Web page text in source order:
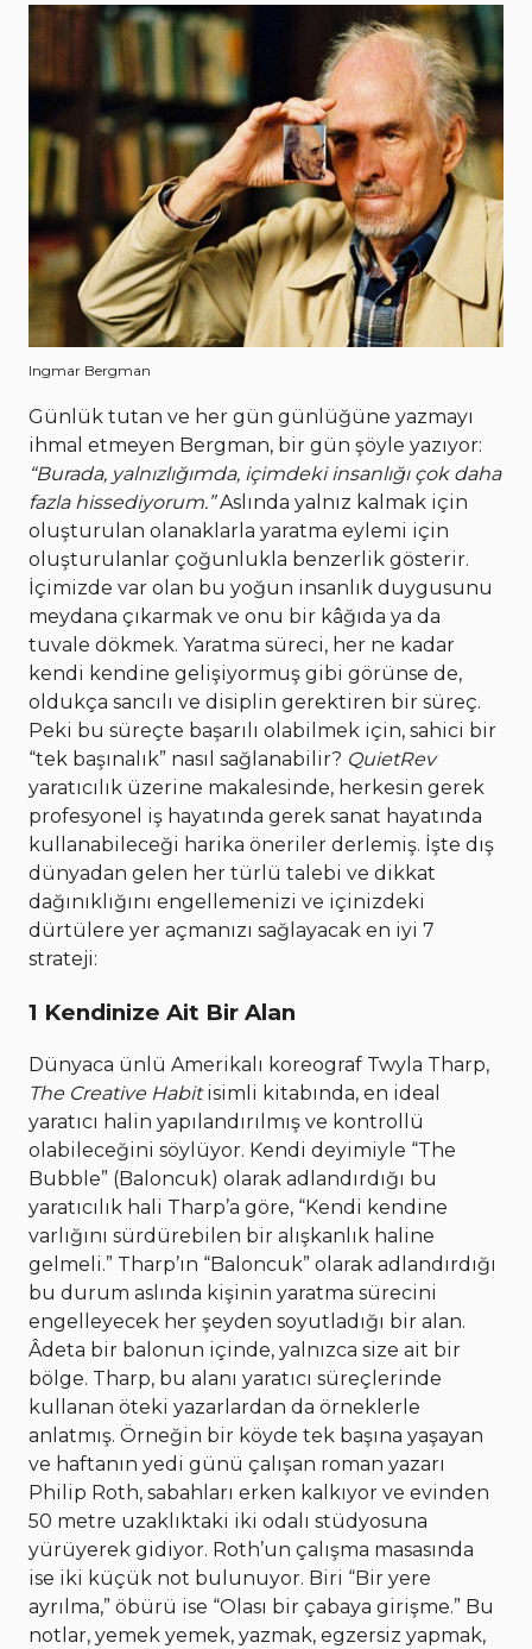
Ingmar Bergman
Günlük tutan ve her gün günlüğüne yazmayı
ihmal etmeyen Bergman, bir gün şöyle yazıyor:
“Burada, yalnızlığımda, içimdeki insanlığı çok daha
fazla hissediyorum.”Aslında yalnız kalmak için
oluşturulan olanaklarla yaratma eylemi için
oluşturulanlar çoğunlukla benzerlik gösterir.
İçimizde var olan bu yoğun insanlık duygusunu
meydana çıkarmak ve onu bir kâğıda ya da
tuvale dökmek. Yaratma süreci, her ne kadar
kendi kendine gelişiyormuş gibi görünse de,
oldukça sancılı ve disiplin gerektiren bir süreç.
Peki bu süreçte başarılı olabilmek için, sahici bir
“tek başınalık” nasıl sağlanabilir? QuietRev
yaratıcılık üzerine makalesinde, herkesin gerek
profesyonel iş hayatında gerek sanat hayatında
kullanabileceği harika öneriler derlemiş. İşte dış
dünyadan gelen her türlü talebi ve dikkat
dağınıklığını engellemenizi ve içinizdeki
dürtülere yer açmanızı sağlayacak en iyi 7
strateji:
1 Kendinize Ait Bir Alan
Dünyaca ünlü Amerikalı koreograf Twyla Tharp,
The Creative Habitisimli kitabında, en ideal
yaratıcı halin yapılandırılmış ve kontrollü
olabileceğini söylüyor. Kendi deyimiyle “The
Bubble” (Baloncuk) olarak adlandırdığı bu
yaratıcılık hali Tharp’a göre, “Kendi kendine
varlığını sürdürebilen bir alışkanlık haline
gelmeli.” Tharp’ın “Baloncuk” olarak adlandırdığı
bu durum aslında kişinin yaratma sürecini
engelleyecek her şeyden soyutladığı bir alan.
Âdeta bir balonun içinde, yalnızca size ait bir
bölge. Tharp, bu alanı yaratıcı süreçlerinde
kullanan öteki yazarlardan da örneklerle
anlatmış. Örneğin bir köyde tek başına yaşayan
ve haftanın yedi günü çalışan roman yazarı
Philip Roth, sabahları erken kalkıyor ve evinden
50 metre uzaklıktaki iki odalı stüdyosuna
yürüyerek gidiyor. Roth’un çalışma masasında
ise iki küçük not bulunuyor. Biri “Bir yere
ayrılma,” öbürü ise “Olası bir çabaya girişme.” Bu
notlar, yemek yemek, yazmak, egzersiz yapmak,